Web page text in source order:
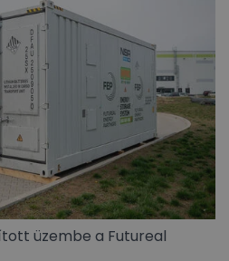
üzembe a Futureal